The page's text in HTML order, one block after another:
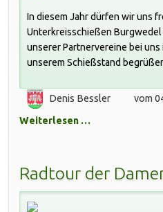
In diesem Jahr dürfen wir uns
Unterkreisschießen Burgwedel
unserer Partnervereine bei uns
unserem Schießstand
Denis Bessler vom
Weiterlesen …
Radtour der